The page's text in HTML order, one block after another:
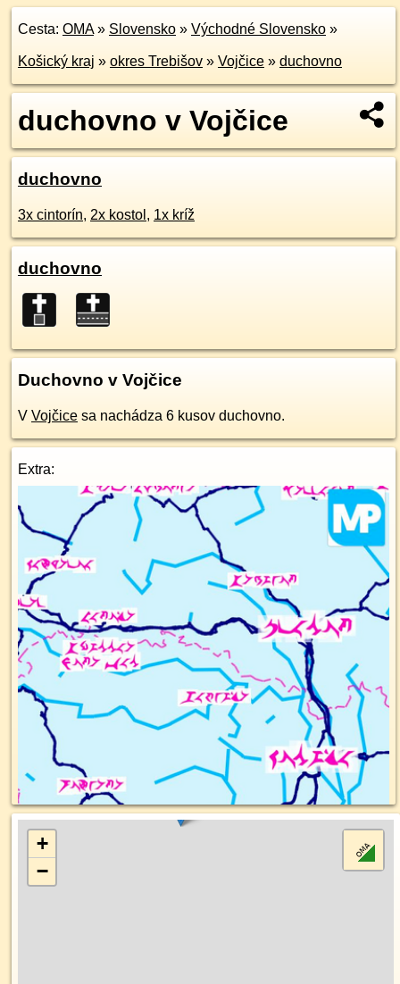
Cesta: OMA» Slovensko » Východné Slovensko »
Košický kraj » okres Trebišov » Vojčice » duchovno
duchovno v Vojčice
duchovno
3x cintorín, 2x kostol , 1x kríž
duchovno
Duchovno v Vojčice
V Vojčice sa nachádza 6 kusov duchovno.
Extra:
+
−